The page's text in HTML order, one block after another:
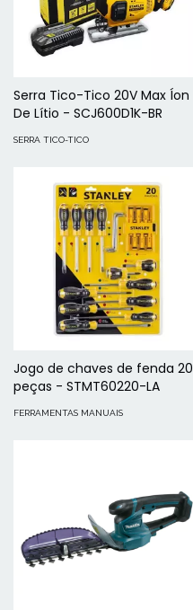
Serra Tico-Tico 20V Max Íon
De Lítio - SCJ600D1K-BR
SERRA TICO-TICO
Jogo de chaves de fenda 20
peças - STMT60220-LA
FERRAMENTAS MANUAIS